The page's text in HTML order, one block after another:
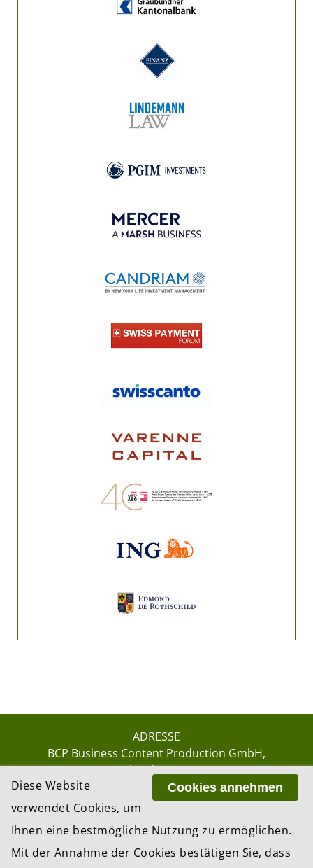
ADRESSE
BCP Business Content Production GmbH
Gotthardstrasse 38
8002 Zürich
GmbH, Zürich – Switzerland
Cookies annehmen
Diese Website
verwendet Cookies, um
Ihnen eine bestmögliche Nutzung zu ermöglichen.
Mit der Annahme der Cookies bestätigen Sie, dass